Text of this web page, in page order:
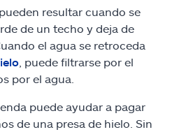
resultar cuando se
de un techo y deja de
el agua se retroceda
, puede filtrarse por el
por el agua.
puede ayudar a pagar
de una presa de hielo. Sin